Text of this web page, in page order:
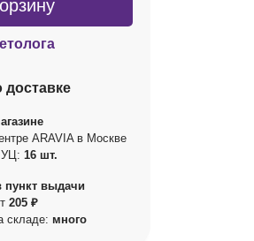
ARAVIA в Москве
УЦ:16 шт.
пункт выдачи
205 ₽
складе: много